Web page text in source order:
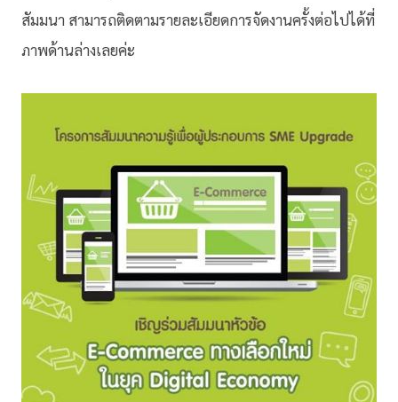
สัมมนา สามารถติดตามรายละเอียดการจัดงานครั้งต่อไปได้ที่
ภาพด้านล่างเลยค่ะ